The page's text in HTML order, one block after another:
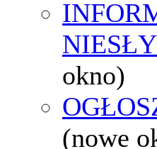
okno)
(nowe